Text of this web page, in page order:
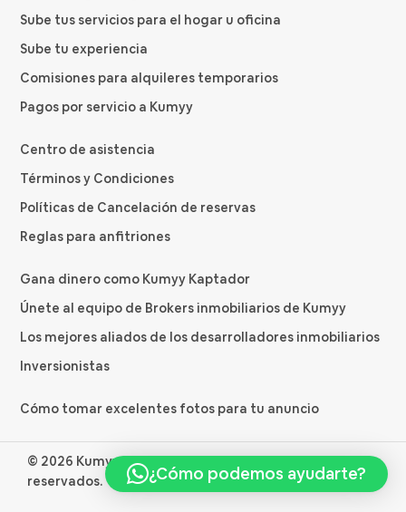
Sube tus servicios para el hogar u oficina
Sube tu experiencia
Comisiones para alquileres temporarios
Pagos por servicio a Kumyy
Centro de asistencia
Términos y Condiciones
Políticas de Cancelación de reservas
Reglas para anfitriones
Gana dinero como Kumyy Kaptador
Únete al equipo de Brokers inmobiliarios de Kumyy
Los mejores aliados de los desarrolladores inmobiliarios
Inversionistas
Cómo tomar excelentes fotos para tu anuncio
© 2026 Kumyygroup S.R.L. Todos los derechos
reservados.
¿Cómo podemos ayudarte?